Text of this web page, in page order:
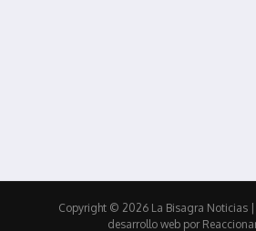
Copyright © 2026 La Bisagra Noticias